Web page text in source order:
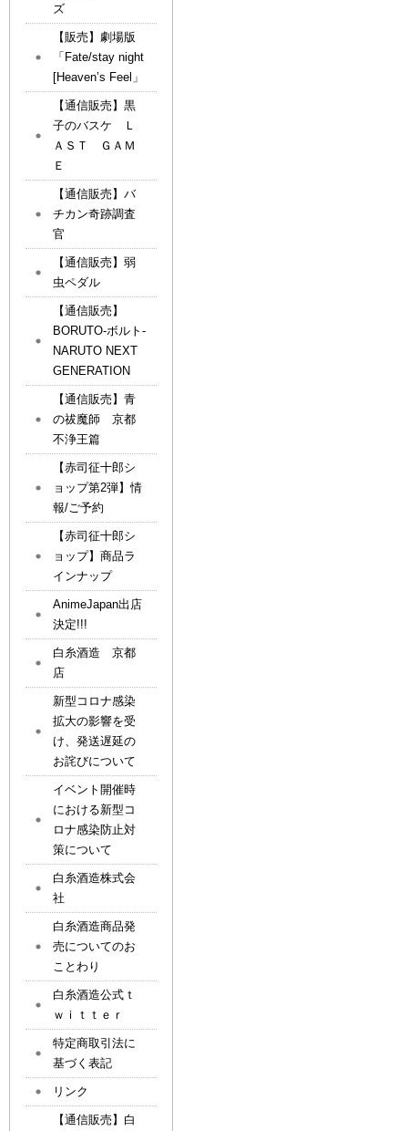
ズ
【販売】劇場版
「Fate/stay night
[Heaven’s Feel」
【通信販売】黒
子のバスケ Ｌ
ＡＳＴ ＧＡＭ
Ｅ
【通信販売】バ
チカン奇跡調査
官
【通信販売】弱
虫ペダル
【通信販売】
BORUTO-ボルト-
NARUTO NEXT
GENERATION
【通信販売】青
の祓魔師 京都
不浄王篇
【赤司征十郎シ
ョップ第2弾】情
報/ご予約
【赤司征十郎シ
ョップ】商品ラ
インナップ
AnimeJapan出店
決定!!!
白糸酒造 京都
店
新型コロナ感染
拡大の影響を受
け、発送遅延の
お詫びについて
イベント開催時
における新型コ
ロナ感染防止対
策について
白糸酒造株式会
社
白糸酒造商品発
売についてのお
ことわり
白糸酒造公式ｔ
ｗｉｔｔｅｒ
特定商取引法に
基づく表記
リンク
【通信販売】白